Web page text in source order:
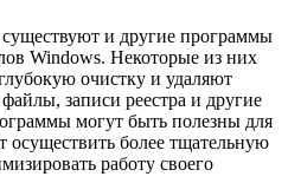
и другие программы
Windows. Некоторые из них
очистку и удаляют
записи реестра и другие
могут быть полезны для
осуществить более тщательную
работу своего